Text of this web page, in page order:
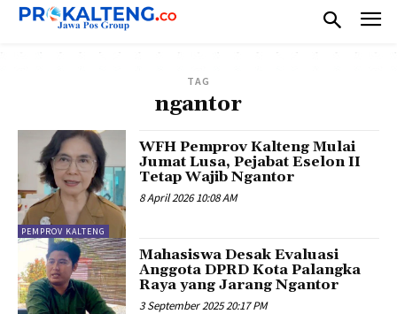
TAG
ngantor
PEMPROV KALTENG
WFH Pemprov Kalteng Mulai
Jumat Lusa, Pejabat Eselon II
Tetap Wajib Ngantor
8 April 2026 10:08 AM
Mahasiswa Desak Evaluasi
Anggota DPRD Kota Palangka
Raya yang Jarang Ngantor
3 September 2025 20:17 PM